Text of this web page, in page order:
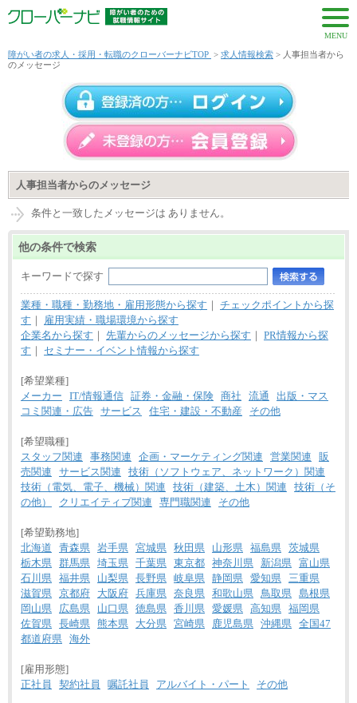
MENU
障がい者の求人・採用・転職のクローバーナビTOP > 求人情報検索 > 人事担当者から
のメッセージ
人事担当者からのメッセージ
条件と一致したメッセージは ありません。
他の条件で検索
キーワードで探す
業種・職種・勤務地・雇用形態から探す ｜ チェックポイントから探
す ｜
雇用実績・職場環境から探す
企業名から探す ｜ 先輩からのメッセージから探す ｜ PR情報から探
す ｜ セミナー・イベント情報から探す
[希望業種]
メーカー
IT/情報通信 証券・金融・保険 商社 流通
出版・マス
コミ関連・広告 サービス 住宅・建設・不動産 その他
[希望職種]
スタッフ関連
事務関連 企画・マーケティング関連 営業関連
販
売関連
サービス関連
技術（ソフトウェア、ネットワーク）関連
技術（電気、電子、機械）関連
技術（建築、土木）関連
技術（そ
の他）
クリエイティブ関連 専門職関連 その他
[希望勤務地]
北海道
青森県 岩手県 宮城県 秋田県 山形県 福島県
茨城県
栃木県
群馬県 埼玉県 千葉県 東京都 神奈川県 新潟県
富山県
石川県
福井県 山梨県 長野県 岐阜県 静岡県 愛知県
三重県
滋賀県
京都府 大阪府 兵庫県 奈良県 和歌山県 鳥取県
島根県
岡山県
広島県 山口県 徳島県 香川県 愛媛県 高知県
福岡県
佐賀県
長崎県 熊本県 大分県 宮崎県 鹿児島県 沖縄県
全国47
都道府県
海外
[雇用形態]
正社員
契約社員 嘱託社員 アルバイト・パート その他